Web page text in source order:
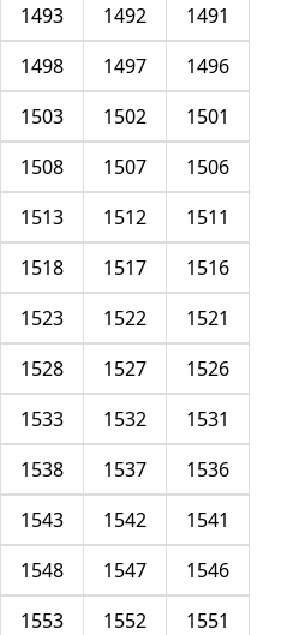
1491
1492
1493
1496
1497
1498
1501
1502
1503
1506
1507
1508
1511
1512
1513
1516
1517
1518
1521
1522
1523
1526
1527
1528
1531
1532
1533
1536
1537
1538
1541
1542
1543
1546
1547
1548
1551
1552
1553